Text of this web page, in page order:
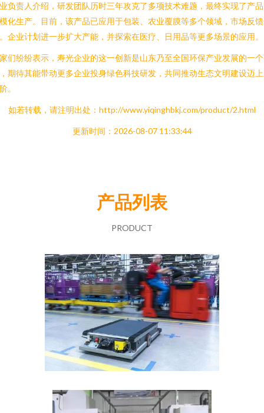
负责人介绍，研发团队历时三年攻克了多项技术难题，最终实现了产
化生产。目前，该产品已应用于包装、农业覆膜等多个领域，市场反
企业计划进一步扩大产能，并探索在医疗、日用品等更多场景的应用。
们纷纷表示，寿光企业的这一创新是山东乃至全国环保产业发展的一
期待其能带动更多企业投身绿色科技研发，共同推动生态文明建设迈
。
如若转载，请注明出处：http://www.yiqinghbkj.com/product/2.html
更新时间：2026-08-07 11:33:44
产品列表
PRODUCT